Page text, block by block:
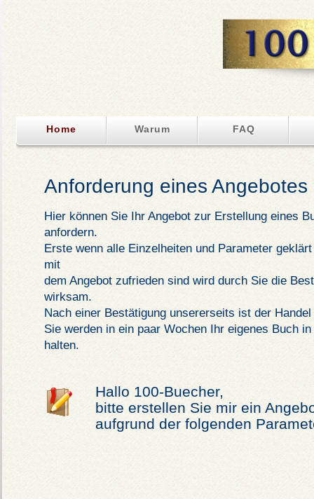
Home Warum FAQ
Anforderung eines Angebotes
Hier können Sie Ihr Angebot zur Erstellung eines
anfordern.
Erste wenn alle Einzelheiten und Parameter
mit
dem Angebot zufrieden sind wird durch Sie die
wirksam.
Nach einer Bestätigung unsererseits ist der
Sie werden in ein paar Wochen Ihr eigenes Buch in
halten.
Hallo 100-Buecher,
bitte erstellen Sie mir ein
aufgrund der folgenden